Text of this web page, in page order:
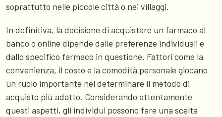
soprattutto nelle piccole città o nei villaggi.
In definitiva, la decisione di acquistare un farmaco al
banco o online dipende dalle preferenze individuali e
dallo specifico farmaco in questione. Fattori come la
convenienza, il costo e la comodità personale giocano
un ruolo importante nel determinare il metodo di
acquisto più adatto. Considerando attentamente
questi aspetti, gli individui possono fare una scelta